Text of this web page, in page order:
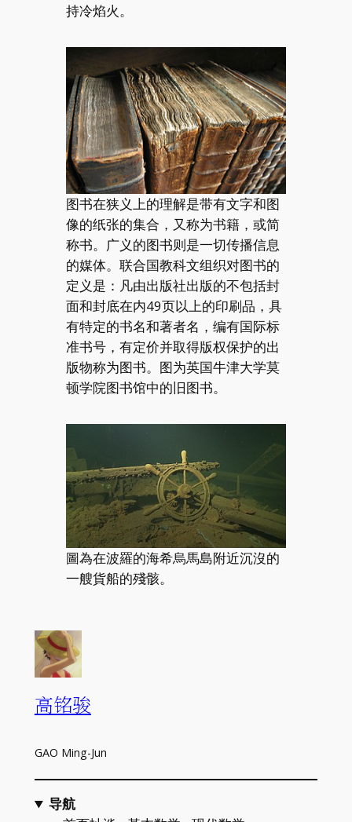
持冷焰火。
图书在狭义上的理解是带有文字和图
像的纸张的集合，又称为书籍，或简
称书。广义的图书则是一切传播信息
的媒体。联合国教科文组织对图书的
定义是：凡由出版社出版的不包括封
面和封底在内49页以上的印刷品，具
有特定的书名和著者名，编有国际标
准书号，有定价并取得版权保护的出
版物称为图书。图为英国牛津大学莫
顿学院图书馆中的旧图书。
圖為在波羅的海希烏馬島附近沉沒的
一艘貨船的殘骸。
高铭骏
GAO Ming-Jun
导航